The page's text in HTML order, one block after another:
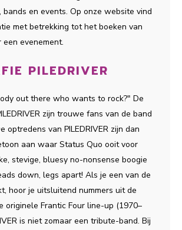
bands en events. Op onze website vind
met betrekking tot het boeken van
een evenement.
PILEDRIVER
out there who wants to rock?" De
zijn trouwe fans van de band
optredens van PILEDRIVER zijn dan
aan waar Status Quo ooit voor
stevige, bluesy no-nonsense boogie
down, legs apart! Als je een van de
hoor je uitsluitend nummers uit de
originele Frantic Four line-up (1970–
is niet zomaar een tribute-band. Bij